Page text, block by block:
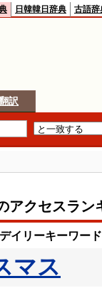
日韓韓日辞典 古語辞
訳
アクセスラン
イリーキーワー
マス